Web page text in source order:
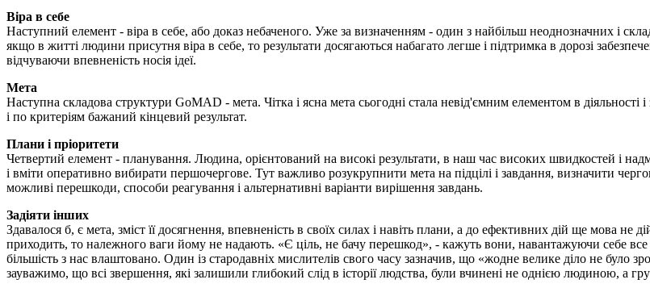
Віра в себе
Наступний елемент - віра в себе, або доказ небаченого. Уже за визначенням - один з найбільш неоднозначних і
якщо в житті людини присутня віра в себе, то результати досягаються набагато легше і підтримка в дорозі
відчуваючи впевненість носія ідеї.
Мета
Наступна складова структури GoMAD - мета. Чітка і ясна мета сьогодні стала невід'ємним елементом в
і по критеріям бажаний кінцевий результат.
Плани і пріоритети
Четвертий елемент - планування. Людина, орієнтований на високі результати, в наш час високих швидкостей і
і вміти оперативно вибирати першочергове. Тут важливо розукрупнити мета на підцілі і завдання, визначити
можливі перешкоди, способи реагування і альтернативні варіанти вирішення завдань.
Задіяти інших
Здавалося б, є мета, зміст її досягнення, впевненість в своїх силах і навіть плани, а до ефективних дій ще мова
приходить, то належного ваги йому не надають. «Є ціль, не бачу перешкод», - кажуть вони, навантажуючи себе
більшість з нас влаштовано. Один із стародавніх мислителів свого часу зазначив, що «жодне велике діло не було
зауважимо, що всі звершення, які залишили глибокий слід в історії людства, були вчинені не однією людиною, а